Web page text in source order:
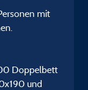
mit
Doppelbett
und